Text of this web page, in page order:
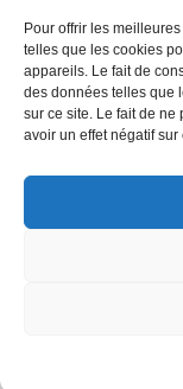
Pour offrir les
telles que les cookies
appareils. Le fait de
des données telles que
sur ce site. Le fait de ne
avoir un effet négatif
Free est-il